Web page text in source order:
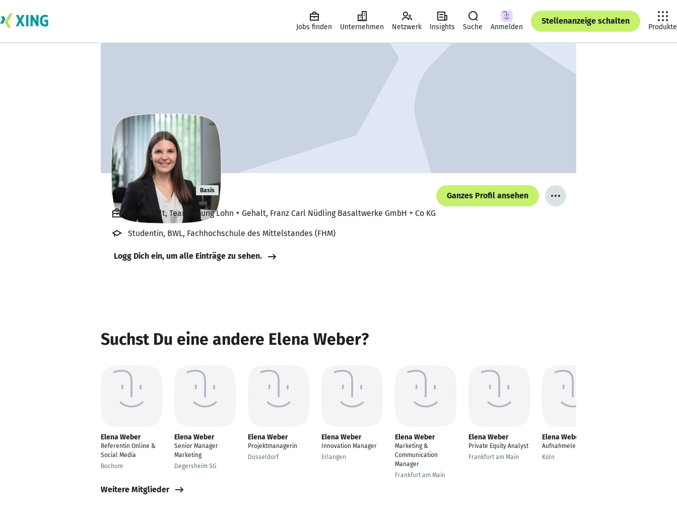
Jobs finden Unternehmen Netzwerk Insights Suche Anmelden
Stellenanzeige schalten
Produkte
Elena Weber Basis
Ganzes Profil ansehen
Angestellt, Teamleitung Lohn + Gehalt, Franz Carl Nüdling Basaltwerke GmbH + Co KG
Studentin, BWL, Fachhochschule des Mittelstandes (FHM)
Logg Dich ein, um alle Einträge zu sehen.
Suchst Du eine andere Elena Weber?
Elena Weber
Referentin Online &
Social Media
Bochum
Elena Weber
Senior Manager
Marketing
Degersheim SG
Elena Weber
Projektmanagerin
Düsseldorf
Elena Weber
Innovation Manager
Erlangen
Elena Weber
Marketing &
Communication
Manager
Frankfurt am Main
Elena Weber
Private Equity Analyst
Frankfurt am Main
Elena Weber
Aufnahmeleiterin
Köln
Weitere Mitglieder